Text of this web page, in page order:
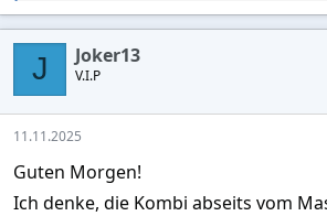
c
o
n
s
:
J Joker13
V.I.P
11.11.2025
Guten Morgen!
Ich denke, die Kombi abseits vom